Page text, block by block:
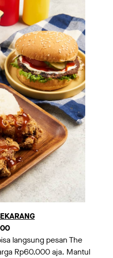
langsung pesan The
Rp60.000 aja. Mantul